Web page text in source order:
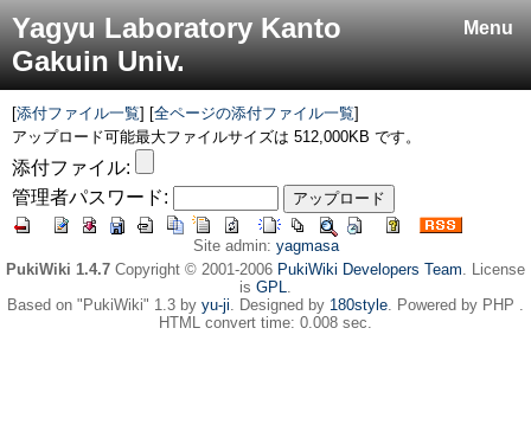
Menu
Yagyu Laboratory Kanto
Gakuin Univ.
[添付ファイル一覧] [全ページの添付ファイル一覧]
アップロード可能最大ファイルサイズは 512,000KB です。
添付ファイル:
管理者パスワード:
Site admin: yagmasa
PukiWiki 1.4.7 Copyright © 2001-2006 PukiWiki Developers Team. License
is GPL.
Based on "PukiWiki" 1.3 by yu-ji. Designed by 180style. Powered by PHP .
HTML convert time: 0.008 sec.